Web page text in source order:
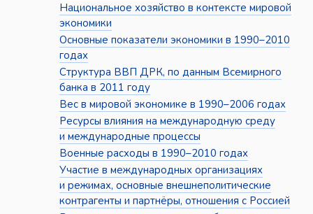
Национальное хозяйство в контексте мировой
экономики
Основные показатели экономики в 1990–2010
годах
Структура ВВП ДРК, по данным Всемирного
банка в 2011 году
Вес в мировой экономике в 1990–2006 годах
Ресурсы влияния на международную среду
и международные процессы
Военные расходы в 1990–2010 годах
Участие в международных организациях
и режимах, основные внешнеполитические
контрагенты и партнёры, отношения с Россией